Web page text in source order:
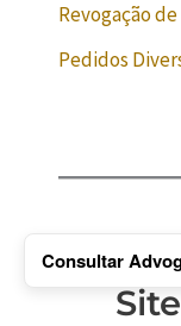
Revogação
Pedidos
Consultar